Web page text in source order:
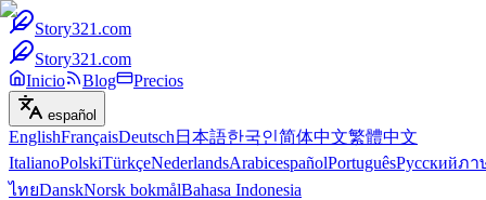
Story321.com
Story321.com
Inicio
Blog Precios
español
EnglishFrançaisDeutsch 日本語한국인简体中文繁體中文
ItalianoPolskiTürkçeNederlandsArabicespañolPortuguêsРусскийภา
ไทยDanskNorsk bokmålBahasa Indonesia